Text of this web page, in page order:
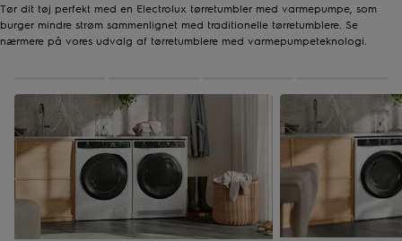
Tør dit tøj perfekt med en Electrolux tørretumbler med varmepumpe, som
burger mindre strøm sammenlignet med traditionelle tørretumblere. Se
nærmere på vores udvalg af tørretumblere med varmepumpeteknologi.